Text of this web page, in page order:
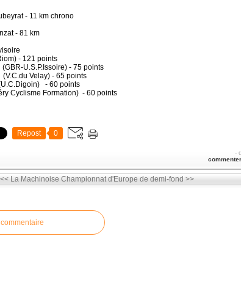
- 11 km chrono
- 81 km
- 121 points
U.S.P.Issoire) - 75 points
Velay) - 65 points
- 60 points
Cyclisme Formation) - 60 points
Repost 0
-
<< La Machinoise Championnat d'Europe de demi-fond >>